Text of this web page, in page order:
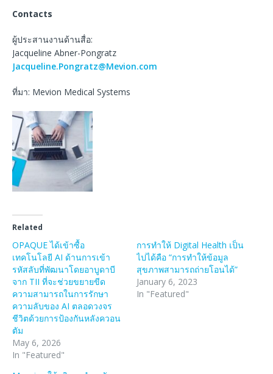
Contacts
ผู้ประสานงานด้านสื่อ:
Jacqueline Abner-Pongratz
Jacqueline.Pongratz@Mevion.com
ที่มา: Mevion Medical Systems
Related
OPAQUE ได้เข้าซื้อ
เทคโนโลยี AI ด้านการเข้า
รหัสลับที่พัฒนาโดยอาบูดาบี
จาก TII ที่จะช่วยขยายขีด
ความสามารถในการรักษา
ความลับของ AI ตลอดวงจร
ชีวิตด้วยการป้องกันหลังควอน
ตัม
May 6, 2026
In "Featured"
การทำให้ Digital Health เป็น
ไปได้คือ “การทำให้ข้อมูล
สุขภาพสามารถถ่ายโอนได้”
January 6, 2023
In "Featured"